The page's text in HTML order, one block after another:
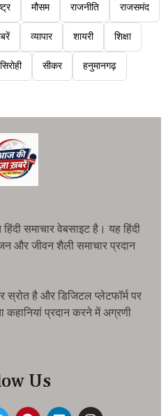
मौसम राजनीति राजसमंद
व्यापार शायरी शिक्षा
सिरोही सीकर हनुमानगढ़
समाचार वेबसाइट है। यह हिंदी
और जीवन शैली समाचार प्रदान
स्रोत है और डिजिटल प्लेटफॉर्म पर
कहानियां प्रदान करने में अग्रणी
Us